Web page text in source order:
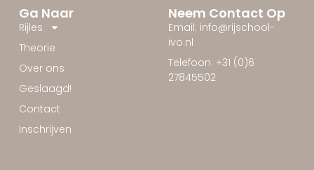
Ga Naar
Rijles
Theorie
Over ons
Geslaagd!
Contact
Inschrijven
Neem Contact Op
Email: info@rijschool-
ivo.nl
Telefoon: +31 (0)6
27845502